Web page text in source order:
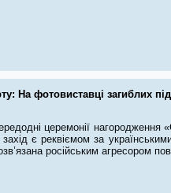
На фотовиставці загиблих
церемонії нагородження
є реквіємом за
російським агресором